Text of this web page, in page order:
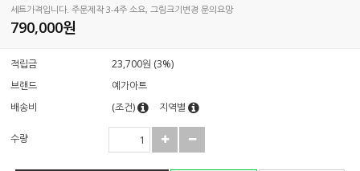
세트가격입니다. 주문제작 3-4주 소요, 그림크기변경 문의요망
790,000원
적립금
23,700원 (3%)
브랜드
예가아트
배송비
(조건) 지역별
수량